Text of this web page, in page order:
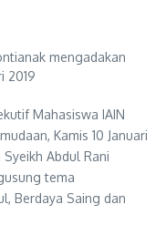
Mahasiswa IAIN
Kamis 10 Januari
Abdul Rani
tema
Berdaya Saing dan